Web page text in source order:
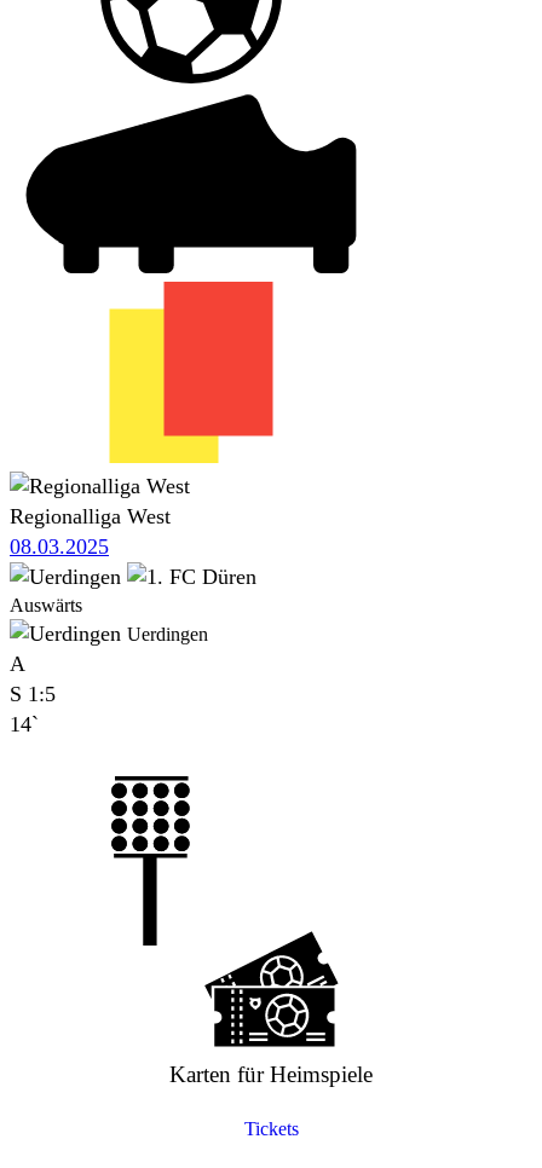
Regionalliga West
08.03.2025
Auswärts
Uerdingen
A
S 1:5
14`
Karten für Heimspiele
Tickets